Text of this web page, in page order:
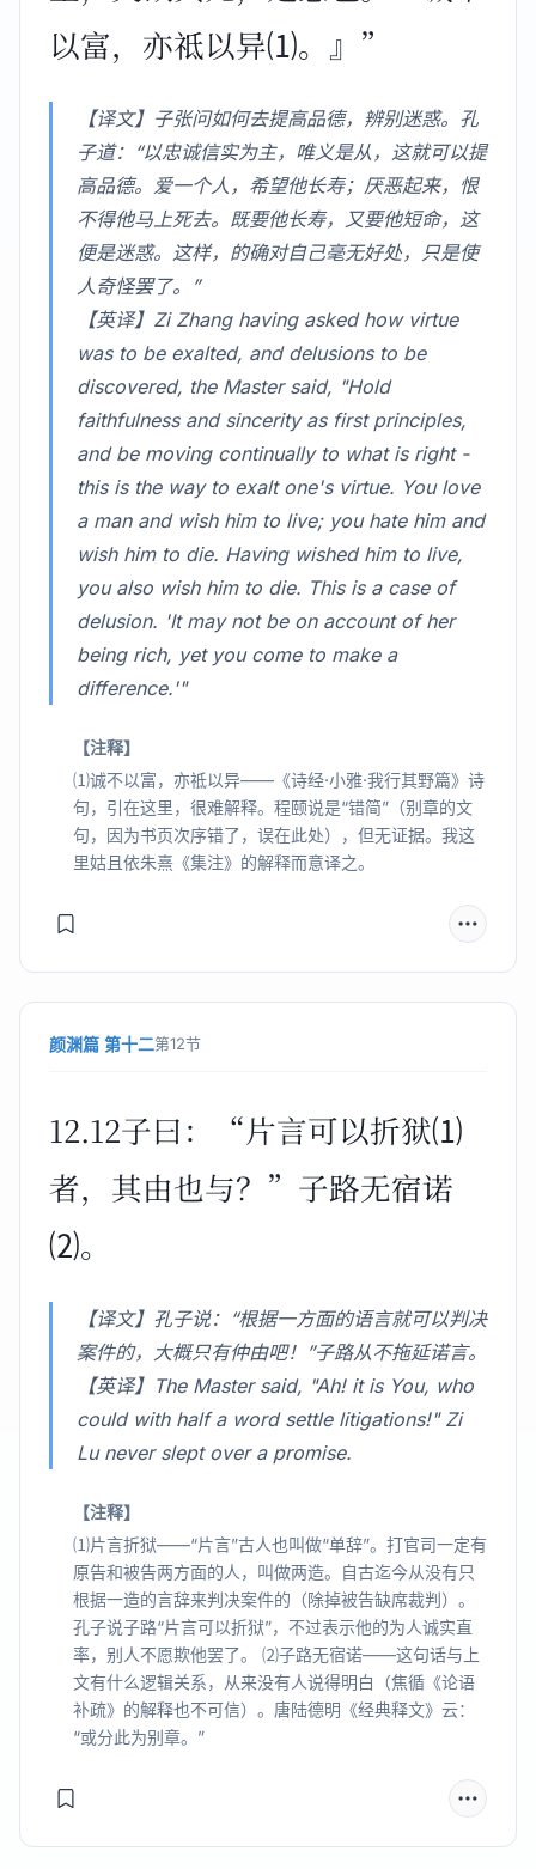
以富，亦祗以异⑴。』”
【译文】子张问如何去提高品德，辨别迷惑。孔
子道：“以忠诚信实为主，唯义是从，这就可以提
高品德。爱一个人，希望他长寿；厌恶起来，恨
不得他马上死去。既要他长寿，又要他短命，这
便是迷惑。这样，的确对自己毫无好处，只是使
人奇怪罢了。”
【英译】Zi Zhang having asked how virtue
was to be exalted, and delusions to be
discovered, the Master said, "Hold
faithfulness and sincerity as first principles,
and be moving continually to what is right -
this is the way to exalt one's virtue. You love
a man and wish him to live; you hate him and
wish him to die. Having wished him to live,
you also wish him to die. This is a case of
delusion. 'It may not be on account of her
being rich, yet you come to make a
difference.'"
【注释】
⑴诚不以富，亦祗以异——《诗经·小雅·我行其野篇》诗
句，引在这里，很难解释。程颐说是“错简”（别章的文
句，因为书页次序错了，误在此处），但无证据。我这
里姑且依朱熹《集注》的解释而意译之。
颜渊篇 第十二第12节
12.12子曰：“片言可以折狱⑴
者，其由也与？”子路无宿诺
⑵。
【译文】孔子说：“根据一方面的语言就可以判决
案件的，大概只有仲由吧！”子路从不拖延诺言。
【英译】The Master said, "Ah! it is You, who
could with half a word settle litigations!" Zi
Lu never slept over a promise.
【注释】
⑴片言折狱——“片言”古人也叫做“单辞”。打官司一定有
原告和被告两方面的人，叫做两造。自古迄今从没有只
根据一造的言辞来判决案件的（除掉被告缺席裁判）。
孔子说子路“片言可以折狱”，不过表示他的为人诚实直
率，别人不愿欺他罢了。 ⑵子路无宿诺——这句话与上
文有什么逻辑关系，从来没有人说得明白（焦循《论语
补疏》的解释也不可信）。唐陆德明《经典释文》云：
“或分此为别章。”